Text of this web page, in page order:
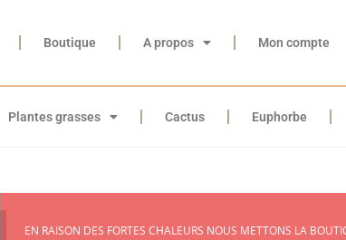
Boutique A propos Mon compte
Plantes grasses Cactus Euphorbe
EN RAISON DES FORTES CHALEURS NOUS METTONS LA